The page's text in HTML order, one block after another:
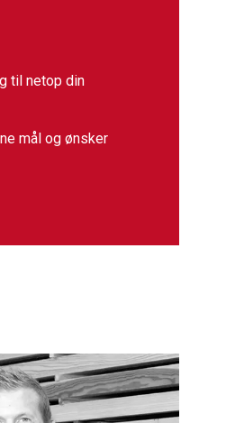
til netop din
mål og ønsker